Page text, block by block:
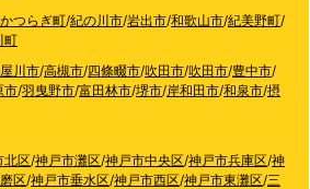
かつらぎ町/紀の川市/岩出市/和歌山市/紀美野町/
町
川市/高槻市/四條畷市/吹田市/吹田市/豊中市/
市/羽曳野市/富田林市/堺市/岸和田市/和泉市/摂
北区/神戸市灘区/神戸市中央区/神戸市兵庫区/神
区/神戸市垂水区/神戸市西区/神戸市東灘区/三